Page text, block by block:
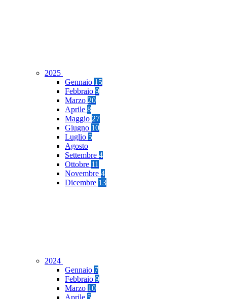
2025
Gennaio 15
Febbraio 9
Marzo 20
Aprile 8
Maggio 27
Giugno 10
Luglio 5
Agosto
Settembre 4
Ottobre 11
Novembre 4
Dicembre 13
2024
Gennaio 7
Febbraio 9
Marzo 10